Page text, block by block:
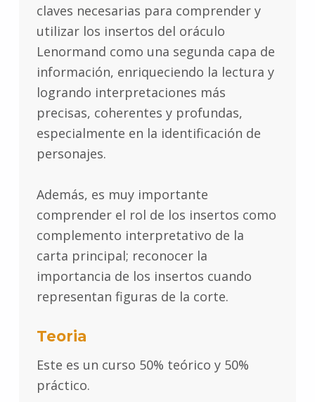
claves necesarias para comprender y
utilizar los insertos del oráculo
Lenormand como una segunda capa de
información, enriqueciendo la lectura y
logrando interpretaciones más
precisas, coherentes y profundas,
especialmente en la identificación de
personajes.
Además, es muy importante
comprender el rol de los insertos como
complemento interpretativo de la
carta principal; reconocer la
importancia de los insertos cuando
representan figuras de la corte.
Teoria
Este es un curso 50% teórico y 50%
práctico.